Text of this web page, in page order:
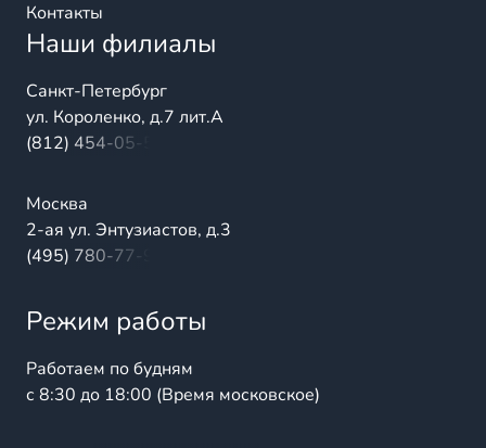
Контакты
Наши филиалы
Санкт-Петербург
ул. Короленко, д.7 лит.А
(812) 454-05-54
Москва
2-ая ул. Энтузиастов, д.3
(495) 780-77-98
Режим работы
Работаем по будням
с 8:30 до 18:00 (Время московское)